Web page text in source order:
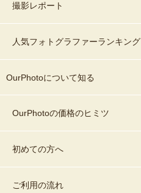
撮影レポート
人気フォトグラファーランキング
OurPhotoについて知る
OurPhotoの価格のヒミツ
初めての方へ
ご利用の流れ